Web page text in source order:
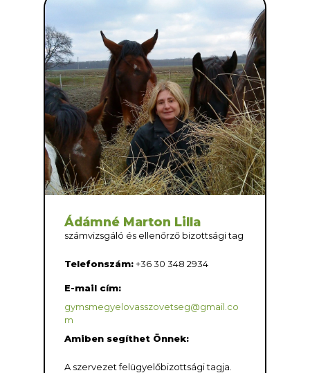
Ádámné Marton Lilla
számvizsgáló és ellenőrző bizottsági tag
Telefonszám: +36 30 348 2934
E-mail cím:
gymsmegyelovasszovetseg@gmail.co
m
Amiben segíthet Önnek:
A szervezet felügyelőbizottsági tagja.